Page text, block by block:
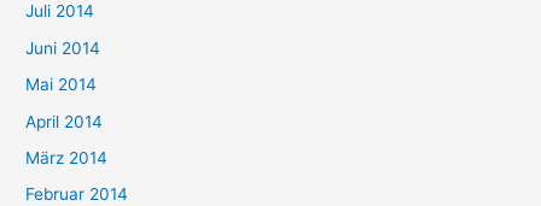
Juli 2014
Juni 2014
Mai 2014
April 2014
März 2014
Februar 2014